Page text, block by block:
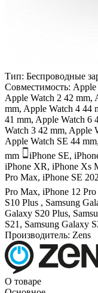
Тип: Беспроводные
Совместимость: Apple
Apple Watch 2 42 mm,
mm, Apple Watch 4 44
41 mm, Apple Watch 6
Watch 3 42 mm, Apple
Apple Watch SE 44
mm
iPhone SE,
iPhone XR, iPhone Xs
Pro Max, iPhone SE
Pro Max, iPhone 12 Pro
S10 Plus , Samsung
Galaxy S20 Plus,
S21, Samsung Galaxy
Производитель: Zens
О товаре